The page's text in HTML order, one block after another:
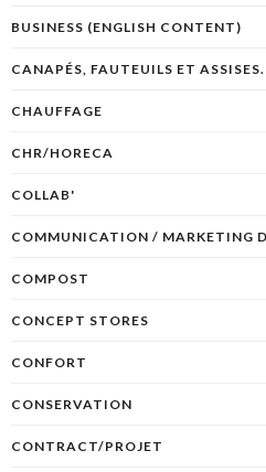
BUSINESS (ENGLISH CONTENT)
CANAPÉS, FAUTEUILS ET ASSISES.
CHAUFFAGE
CHR/HORECA
COLLAB'
COMMUNICATION / MARKETING
COMPOST
CONCEPT STORES
CONFORT
CONSERVATION
CONTRACT/PROJET